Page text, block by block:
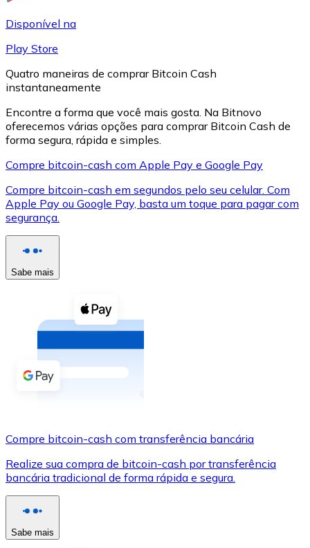
XRP
Compre criptomoedas com dinheiro e outros
Transferência SEPA
Adicione fundos à sua conta Bitnovo ou faça
Cartão de crédito / débito
Use cartões Visa e Mastercard para comprar
Comprar com cartão
Loja - Cartões-presente
Novo
Disponível na
Play Store
Quatro maneiras de comprar Bitcoin Cash
instantaneamente
Encontre a forma que você mais gosta. Na Bitnovo
oferecemos várias opções para comprar Bitcoin Cash de
forma segura, rápida e simples.
Compre bitcoin-cash com Apple Pay e Google Pay
Compre bitcoin-cash em segundos pelo seu celular. Com
Apple Pay ou Google Pay, basta um toque para pagar com
segurança.
Sabe mais
Compre bitcoin-cash com transferência bancária
Realize sua compra de bitcoin-cash por transferência
bancária tradicional de forma rápida e segura.
Sabe mais